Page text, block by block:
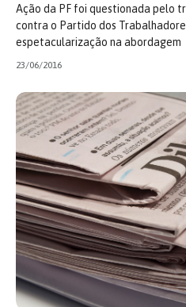
Ação da PF foi questionada pelo
contra o Partido dos
espetacularização na abordagem
23/06/2016